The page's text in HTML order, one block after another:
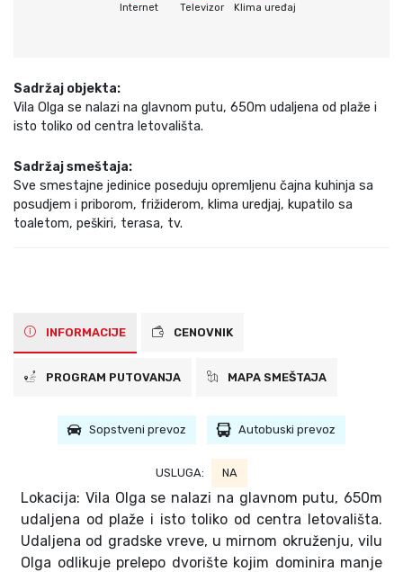
Internet Televizor Klima uređaj
Sadržaj objekta:
Vila Olga se nalazi na glavnom putu, 650m udaljena od plaže i
isto toliko od centra letovališta.
Sadržaj smeštaja:
Sve smestajne jedinice poseduju opremljenu čajna kuhinja sa
posudjem i priborom, frižiderom, klima uredjaj, kupatilo sa
toaletom, peškiri, terasa, tv.
INFORMACIJE CENOVNIK
PROGRAM PUTOVANJA MAPA SMEŠTAJA
Sopstveni prevoz Autobuski prevoz
USLUGA: NA
Lokacija: Vila Olga se nalazi na glavnom putu, 650m
udaljena od plaže i isto toliko od centra letovališta.
Udaljena od gradske vreve, u mirnom okruženju, vilu
Olga odlikuje prelepo dvorište kojim dominira manje